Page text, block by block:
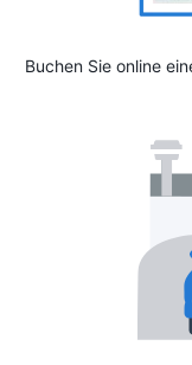
Buchen Sie online